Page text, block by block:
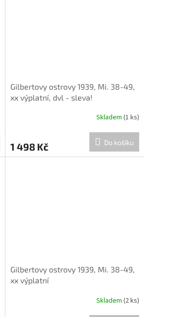
Gilbertovy ostrovy 1939, Mi. 38-49,
xx výplatní, dvl - sleva!
Skladem (1 ks)
1 498 Kč Do košíku
Gilbertovy ostrovy 1939, Mi. 38-49,
xx výplatní
Skladem (2 ks)